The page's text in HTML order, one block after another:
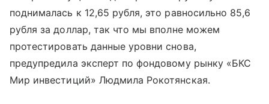
поднималась к 12,65 рубля, это равносильно 85,6
рубля за доллар, так что мы вполне можем
протестировать данные уровни снова,
предупредила эксперт по фондовому рынку «БКС
Мир инвестиций» Людмила Рокотянская.